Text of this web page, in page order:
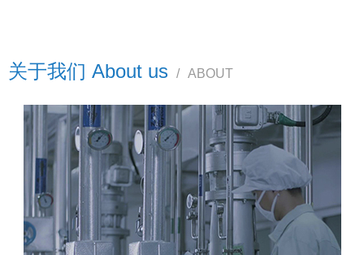
关于我们 About us / ABOUT